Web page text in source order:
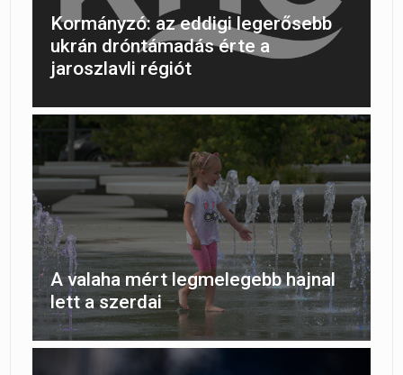
Kormányzó: az eddigi legerősebb
ukrán dróntámadás érte a
jaroszlavli régiót
A valaha mért legmelegebb hajnal
lett a szerdai